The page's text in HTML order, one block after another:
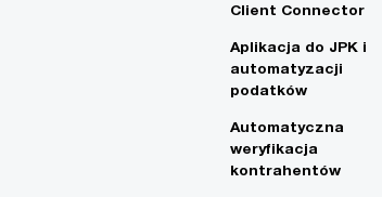
Client Connector
Aplikacja do JPK i
automatyzacji
podatków
Automatyczna
weryfikacja
kontrahentów